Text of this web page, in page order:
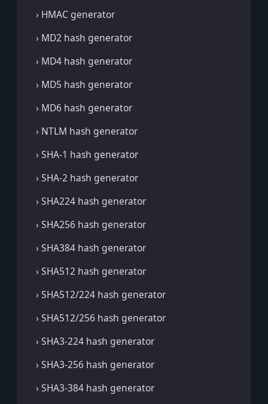
› HMAC generator
› MD2 hash generator
› MD4 hash generator
› MD5 hash generator
› MD6 hash generator
› NTLM hash generator
› SHA-1 hash generator
› SHA-2 hash generator
› SHA224 hash generator
› SHA256 hash generator
› SHA384 hash generator
› SHA512 hash generator
› SHA512/224 hash generator
› SHA512/256 hash generator
› SHA3-224 hash generator
› SHA3-256 hash generator
› SHA3-384 hash generator